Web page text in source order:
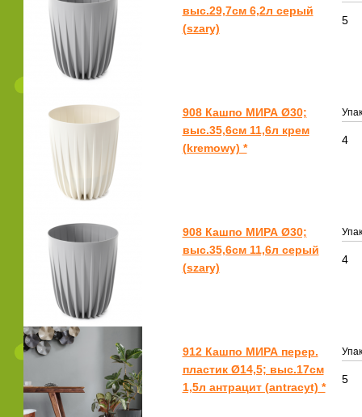
выс.29,7см 6,2л серый
(szary)
5
908 Кашпо МИРА Ø30;
выс.35,6см 11,6л крем
(kremowy) *
4
908 Кашпо МИРА Ø30;
выс.35,6см 11,6л серый
(szary)
4
912 Кашпо МИРА перер.
пластик Ø14,5; выс.17см
1,5л антрацит (antracyt) *
5